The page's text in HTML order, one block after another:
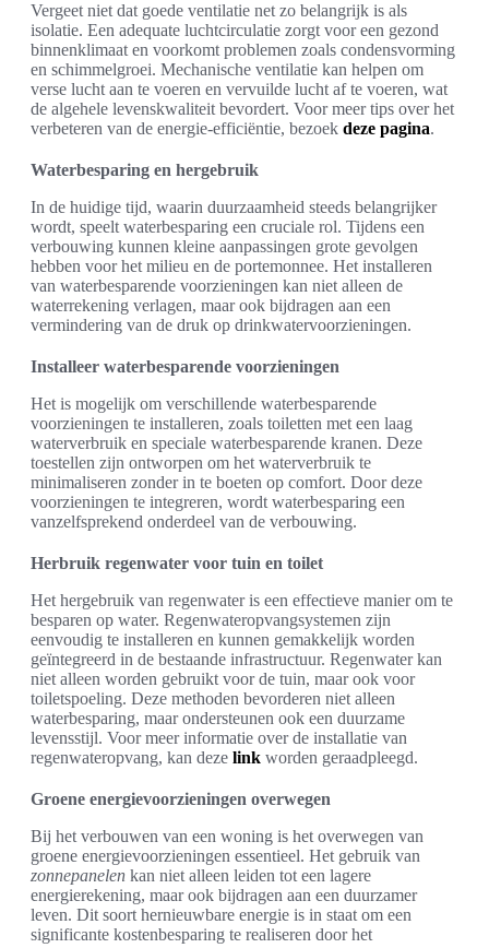
Vergeet niet dat goede ventilatie net zo belangrijk is als
isolatie. Een adequate luchtcirculatie zorgt voor een gezond
binnenklimaat en voorkomt problemen zoals condensvorming
en schimmelgroei. Mechanische ventilatie kan helpen om
verse lucht aan te voeren en vervuilde lucht af te voeren, wat
de algehele levenskwaliteit bevordert. Voor meer tips over het
verbeteren van de energie-efficiëntie, bezoek deze pagina.
Waterbesparing en hergebruik
In de huidige tijd, waarin duurzaamheid steeds belangrijker
wordt, speelt waterbesparing een cruciale rol. Tijdens een
verbouwing kunnen kleine aanpassingen grote gevolgen
hebben voor het milieu en de portemonnee. Het installeren
van waterbesparende voorzieningen kan niet alleen de
waterrekening verlagen, maar ook bijdragen aan een
vermindering van de druk op drinkwatervoorzieningen.
Installeer waterbesparende voorzieningen
Het is mogelijk om verschillende waterbesparende
voorzieningen te installeren, zoals toiletten met een laag
waterverbruik en speciale waterbesparende kranen. Deze
toestellen zijn ontworpen om het waterverbruik te
minimaliseren zonder in te boeten op comfort. Door deze
voorzieningen te integreren, wordt waterbesparing een
vanzelfsprekend onderdeel van de verbouwing.
Herbruik regenwater voor tuin en toilet
Het hergebruik van regenwater is een effectieve manier om te
besparen op water. Regenwateropvangsystemen zijn
eenvoudig te installeren en kunnen gemakkelijk worden
geïntegreerd in de bestaande infrastructuur. Regenwater kan
niet alleen worden gebruikt voor de tuin, maar ook voor
toiletspoeling. Deze methoden bevorderen niet alleen
waterbesparing, maar ondersteunen ook een duurzame
levensstijl. Voor meer informatie over de installatie van
regenwateropvang, kan deze link worden geraadpleegd.
Groene energievoorzieningen overwegen
Bij het verbouwen van een woning is het overwegen van
groene energievoorzieningen essentieel. Het gebruik van
zonnepanelen kan niet alleen leiden tot een lagere
energierekening, maar ook bijdragen aan een duurzamer
leven. Dit soort hernieuwbare energie is in staat om een
significante kostenbesparing te realiseren door het